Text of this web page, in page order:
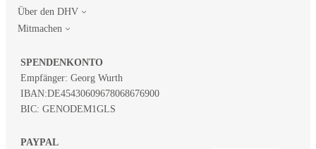
Über den DHV
Mitmachen
SPENDENKONTO
Empfänger: Georg Wurth
IBAN:DE45430609678068676900
BIC: GENODEM1GLS
PAYPAL